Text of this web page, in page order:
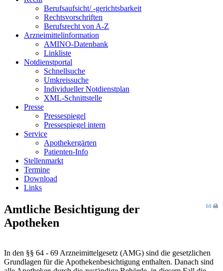
Berufsaufsicht/ -gerichtsbarkeit
Rechtsvorschriften
Berufsrecht von A-Z
Arzneimittelinformation
AMINO-Datenbank
Linkliste
Notdienstportal
Schnellsuche
Umkreissuche
Individueller Notdienstplan
XML-Schnittstelle
Presse
Pressespiegel
Pressespiegel intern
Service
Apothekergärten
Patienten-Info
Stellenmarkt
Termine
Download
Links
Amtliche Besichtigung der
Apotheken
In den §§ 64 - 69 Arzneimittelgesetz (AMG) sind die gesetzlichen
Grundlagen für die Apothekenbesichtigung enthalten. Danach sind